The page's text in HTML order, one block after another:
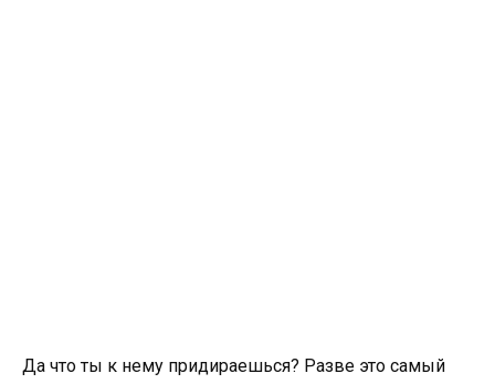
Да что ты к нему придираешься? Разве это самый